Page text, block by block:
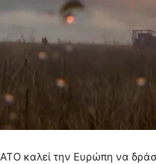
καλεί την Ευρώπη να